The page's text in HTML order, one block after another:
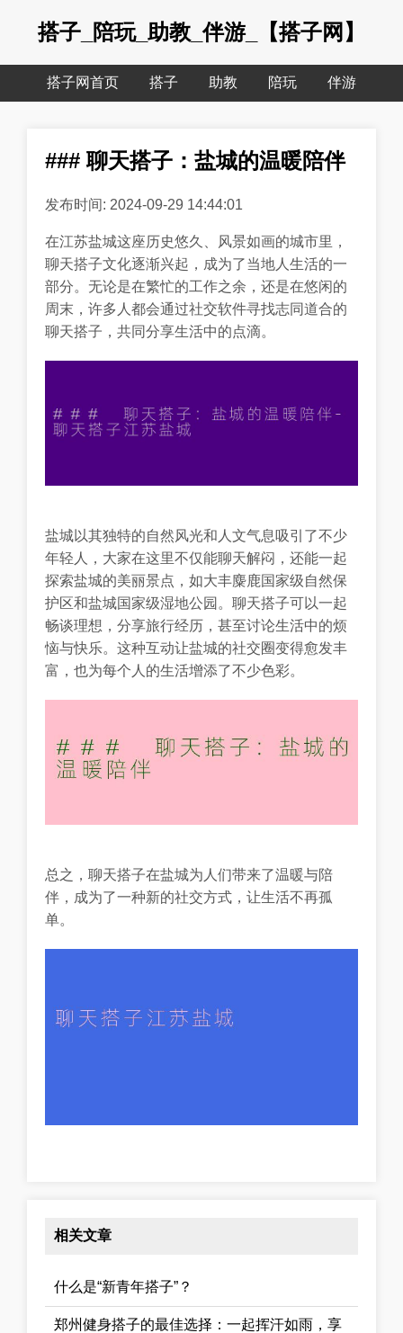
搭子_陪玩_助教_伴游_【搭子网】
搭子网首页 搭子 助教 陪玩 伴游
### 聊天搭子：盐城的温暖陪伴
发布时间: 2024-09-29 14:44:01
在江苏盐城这座历史悠久、风景如画的城市里，
聊天搭子文化逐渐兴起，成为了当地人生活的一
部分。无论是在繁忙的工作之余，还是在悠闲的
周末，许多人都会通过社交软件寻找志同道合的
聊天搭子，共同分享生活中的点滴。
盐城以其独特的自然风光和人文气息吸引了不少
年轻人，大家在这里不仅能聊天解闷，还能一起
探索盐城的美丽景点，如大丰麋鹿国家级自然保
护区和盐城国家级湿地公园。聊天搭子可以一起
畅谈理想，分享旅行经历，甚至讨论生活中的烦
恼与快乐。这种互动让盐城的社交圈变得愈发丰
富，也为每个人的生活增添了不少色彩。
总之，聊天搭子在盐城为人们带来了温暖与陪
伴，成为了一种新的社交方式，让生活不再孤
单。
相关文章
什么是“新青年搭子”？
郑州健身搭子的最佳选择：一起挥汗如雨，享